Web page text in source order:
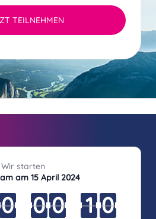
TEILNEHMEN
Wir starten
am 15 April 2024
0
0: 0
0
0 0
0
0 1
1 0
0
0